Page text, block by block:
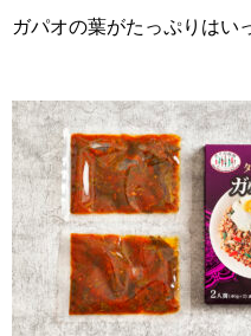
ガパオの葉がたっぷりはい